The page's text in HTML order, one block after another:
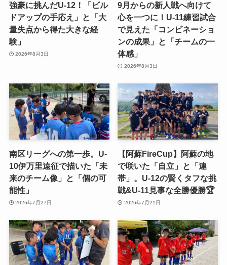
強豪に挑んだU-12！「ビル
ドアップの手応え」と「大
量失点から得た大きな経
験」
2026年8月3日
9月からの新人戦へ向けて
心を一つに！U-11練習試合
で見えた「コンビネーショ
ンの成果」と「チームの一
体感」
2026年8月3日
南区リーグへの第一歩。U-
10伊万里遠征で描いた「未
来のチーム像」と「個の可
能性」
2026年7月27日
【阿蘇FireCup】阿蘇の地
で咲いた「自立」と「連
帯」。U-12の賢くタフな挑
戦&U-11見事な全勝優勝🏆
2026年7月21日